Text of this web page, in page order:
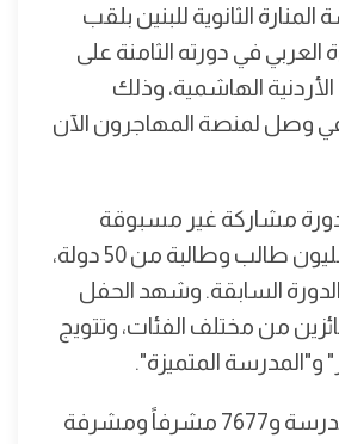
الثانوية للبنين بلقب
العربي في دورته الثامنة على
الهاشمية، وذلك
وصل لمنصة المهاجرون الآن
مشاركة غير مسبوقة
وصلت إلى 28.2 مليون طالب وطالبة من 50 دولة،
عن الدورة السابقة. وشهد الحفل
من مختلف الفئات، وتتويج
و"المدرسة المتميزة".
وشاركت 5805 مدرسة و7677 مشرفاً ومشرفة